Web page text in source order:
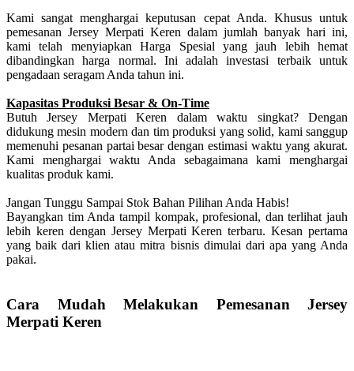
Kami sangat menghargai keputusan cepat Anda. Khusus untuk
pemesanan Jersey Merpati Keren dalam jumlah banyak hari ini,
kami telah menyiapkan Harga Spesial yang jauh lebih hemat
dibandingkan harga normal. Ini adalah investasi terbaik untuk
pengadaan seragam Anda tahun ini.
Kapasitas Produksi Besar & On-Time
Butuh Jersey Merpati Keren dalam waktu singkat? Dengan
didukung mesin modern dan tim produksi yang solid, kami sanggup
memenuhi pesanan partai besar dengan estimasi waktu yang akurat.
Kami menghargai waktu Anda sebagaimana kami menghargai
kualitas produk kami.
Jangan Tunggu Sampai Stok Bahan Pilihan Anda Habis!
Bayangkan tim Anda tampil kompak, profesional, dan terlihat jauh
lebih keren dengan Jersey Merpati Keren terbaru. Kesan pertama
yang baik dari klien atau mitra bisnis dimulai dari apa yang Anda
pakai.
Cara Mudah Melakukan Pemesanan Jersey
Merpati Keren